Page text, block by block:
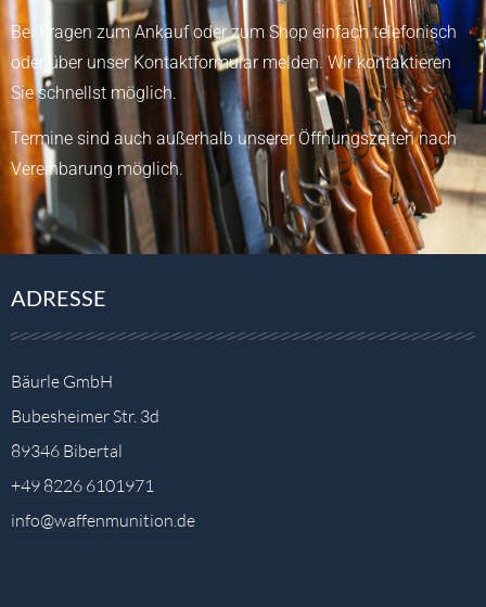
Bei Fragen zum Ankauf oder zum Shop einfach telefonisch
oder über unser Kontaktformularmelden.Wir kontaktieren
Sie schnellst möglich.
Termine sind auch außerhalb unserer Öffnungszeiten nach
Vereinbarung möglich.
ADRESSE
Bäurle GmbH
Bubesheimer Str. 3d
89346 Bibertal
+49 8226 6101971
info@waffenmunition.de